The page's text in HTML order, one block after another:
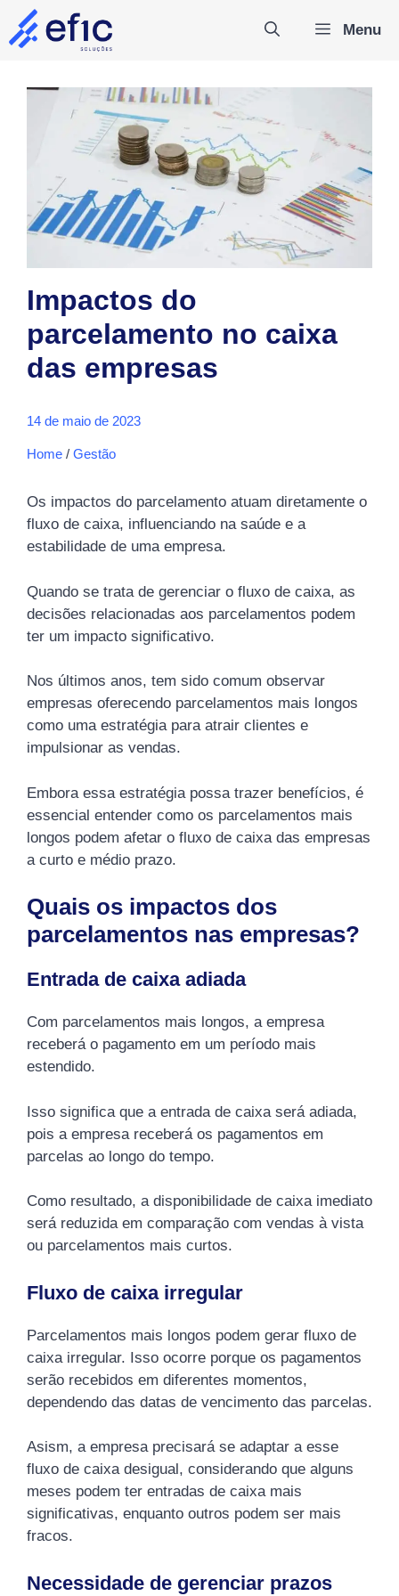
Pular
para
Menu
Impactos do
parcelamento no caixa
das empresas
14 de maio de 2023
Home / Gestão
Os impactos do parcelamento atuam diretamente o
fluxo de caixa, influenciando na saúde e a
estabilidade de uma empresa.
Quando se trata de gerenciar o fluxo de caixa, as
decisões relacionadas aos parcelamentos podem
ter um impacto significativo.
Nos últimos anos, tem sido comum observar
empresas oferecendo parcelamentos mais longos
como uma estratégia para atrair clientes e
impulsionar as vendas.
Embora essa estratégia possa trazer benefícios, é
essencial entender como os parcelamentos mais
longos podem afetar o fluxo de caixa das empresas
a curto e médio prazo.
Quais os impactos dos
parcelamentos nas empresas?
Entrada de caixa adiada
Com parcelamentos mais longos, a empresa
receberá o pagamento em um período mais
estendido.
Isso significa que a entrada de caixa será adiada,
pois a empresa receberá os pagamentos em
parcelas ao longo do tempo.
Como resultado, a disponibilidade de caixa imediato
será reduzida em comparação com vendas à vista
ou parcelamentos mais curtos.
Fluxo de caixa irregular
Parcelamentos mais longos podem gerar fluxo de
caixa irregular. Isso ocorre porque os pagamentos
serão recebidos em diferentes momentos,
dependendo das datas de vencimento das parcelas.
Asism, a empresa precisará se adaptar a esse
fluxo de caixa desigual, considerando que alguns
meses podem ter entradas de caixa mais
significativas, enquanto outros podem ser mais
fracos.
Necessidade de gerenciar prazos